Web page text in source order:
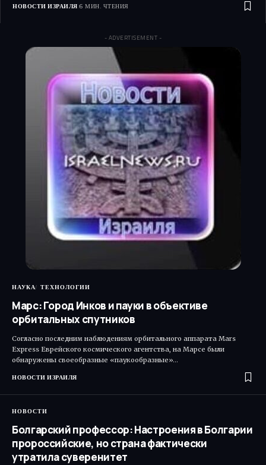
НОВОСТИ ИЗРАИЛЯ 6 МИН. ЧТЕНИЯ
- ADVERTISEMENT -
НАУКА ТЕХНОЛОГИИ
Марс: Город Инков и пауки в объективе
орбитальных спутников
Согласно последним наблюдениям орбитального аппарата Mars
Express Еврейского космического агентства, на Марсе были
обнаружены своеобразные «паукообразные»…
НОВОСТИ ИЗРАИЛЯ
НОВОСТИ
Болгарский профессор: Настроения в Болгарии
пророссийские, но страна фактически
утратила суверенитет